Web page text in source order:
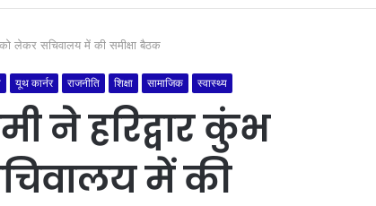
लेकर सचिवालय में की समीक्षा बैठक
यूथ कार्नर राजनीति शिक्षा सामाजिक स्वास्थ्य
ने हरिद्वार कुंभ
में की